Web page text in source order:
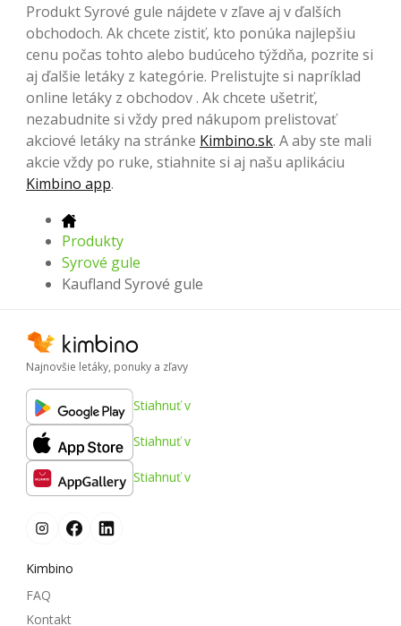
Produkt Syrové gule nájdete v zľave aj v ďalších
obchodoch. Ak chcete zistiť, kto ponúka najlepšiu
cenu počas tohto alebo budúceho týždňa, pozrite si
aj ďalšie letáky z kategórie. Prelistujte si napríklad
online letáky z obchodov . Ak chcete ušetriť,
nezabudnite si vždy pred nákupom prelistovať
akciové letáky na stránke Kimbino.sk. A aby ste mali
akcie vždy po ruke, stiahnite si aj našu aplikáciu
Kimbino app.
Produkty
Syrové gule
Kaufland Syrové gule
Najnovšie letáky, ponuky a zľavy
Stiahnuť v
Stiahnuť v
Stiahnuť v
Kimbino
FAQ
Kontakt